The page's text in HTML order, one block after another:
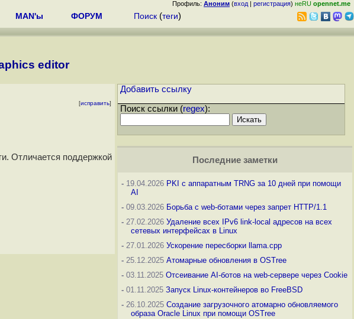
Профиль: Аноним (вход | регистрация) неRU opennet.me
MAN'ы ФОРУМ Поиск (теги)
editor
[исправить]
Отличается поддержкой
Добавить ссылку
Поиск ссылки (regex):
Последние заметки
- 19.04.2026 PKI с аппаратным TRNG за 10 дней при помощи
AI
- 09.03.2026 Борьба с web-ботами через запрет HTTP/1.1
- 27.02.2026 Удаление всех IPv6 link-local адресов на всех
сетевых интерфейсах в Linux
- 27.01.2026 Ускорение пересборки llama.cpp
- 25.12.2025 Атомарные обновления в OSTree
- 03.11.2025 Отсеивание AI-ботов на web-сервере через Cookie
- 01.11.2025 Запуск Linux-контейнеров во FreeBSD
- 26.10.2025 Создание загрузочного атомарно обновляемого
образа Oracle Linux при помощи OSTree